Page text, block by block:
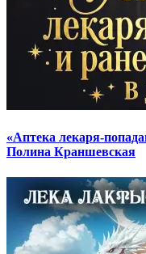
«Аптека лекаря-
Полина Краншевская